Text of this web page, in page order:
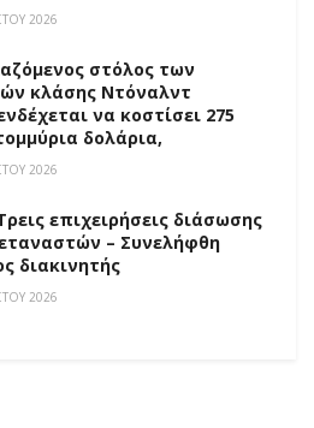
2026
στόλος των
κλάσης Ντόναλντ
να κοστίσει 275
δολάρια,
2026
επιχειρήσεις διάσωσης
– Συνελήφθη
διακινητής
2026